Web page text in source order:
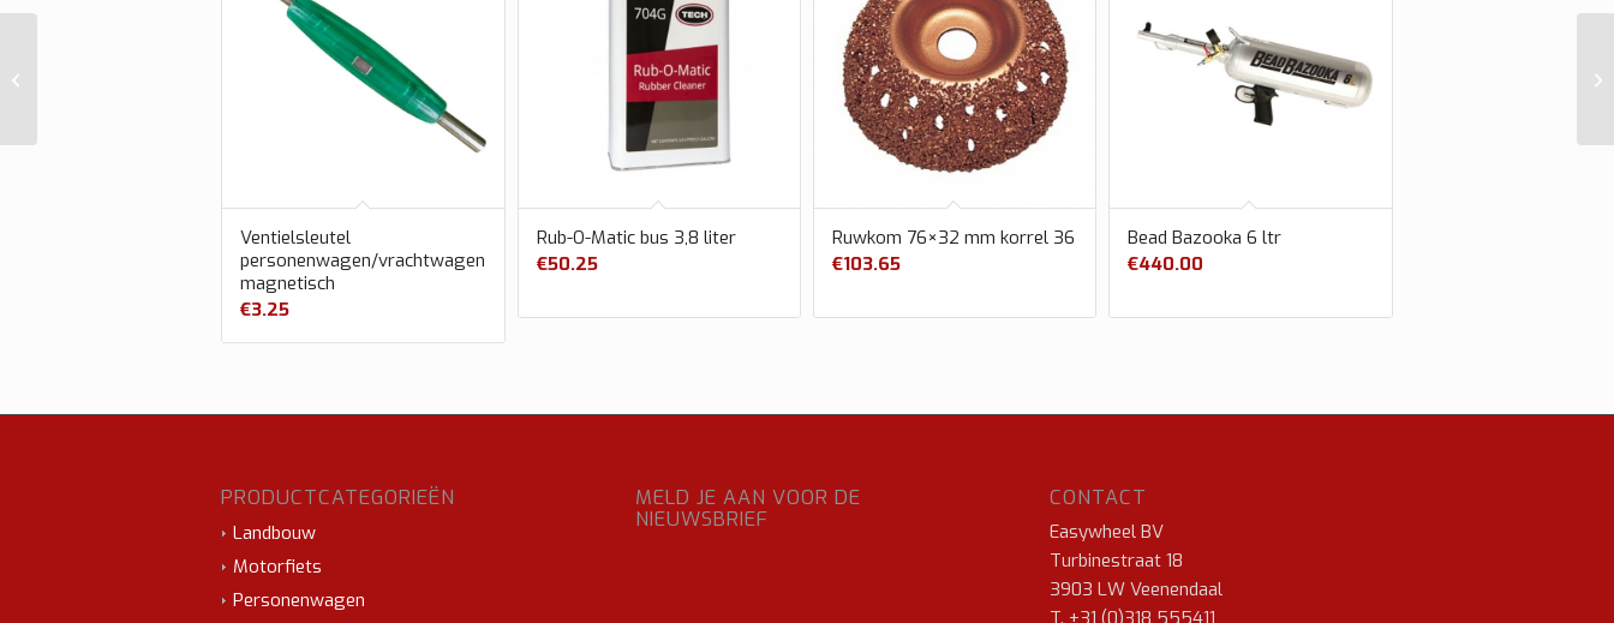
Ventielsleutel
personenwagen/vrachtwagen
magnetisch
€3.25
Rub-O-Matic bus 3,8 liter
€50.25
Ruwkom 76×32 mm korrel 36
€103.65
Bead Bazooka 6 ltr
€440.00
PRODUCTCATEGORIEËN
Landbouw
Motorfiets
Personenwagen
MELD JE AAN VOOR DE
NIEUWSBRIEF
CONTACT
Easywheel BV
Turbinestraat 18
3903 LW Veenendaal